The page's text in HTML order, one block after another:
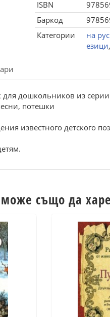
ISBN
Баркод
Категории
на
езици,
для дошкольников из
потешки
известного детского
също да